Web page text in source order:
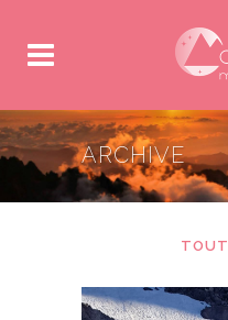
ARCHIVE
TOUT